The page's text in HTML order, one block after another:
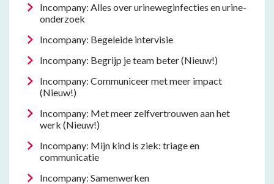
Incompany: Alles over urineweginfecties en urine-
onderzoek
Incompany: Begeleide intervisie
Incompany: Begrijp je team beter (Nieuw!)
Incompany: Communiceer met meer impact
(Nieuw!)
Incompany: Met meer zelfvertrouwen aan het
werk (Nieuw!)
Incompany: Mijn kind is ziek: triage en
communicatie
Incompany: Samenwerken